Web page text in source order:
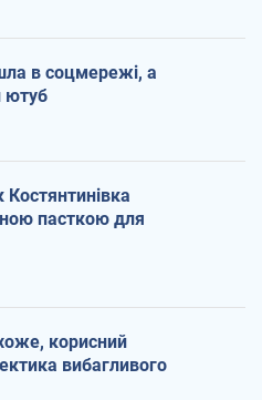
в соцмережі, а
ютуб
Костянтинівка
пасткою для
корисний
вибагливого